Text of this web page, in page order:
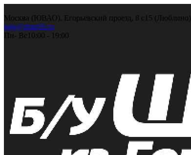
Москва (ЮВАО), Егорьевский проезд, 8 с15 (Люблино)
info@shini56.ru
Пн- Вс 10:00 - 19:00